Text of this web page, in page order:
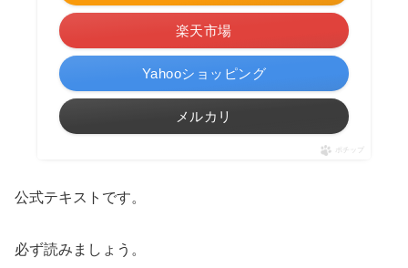
楽天市場
Yahooショッピング
メルカリ
ポチップ
公式テキストです。
必ず読みましょう。